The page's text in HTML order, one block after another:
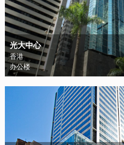
光大中心
香港
办公楼